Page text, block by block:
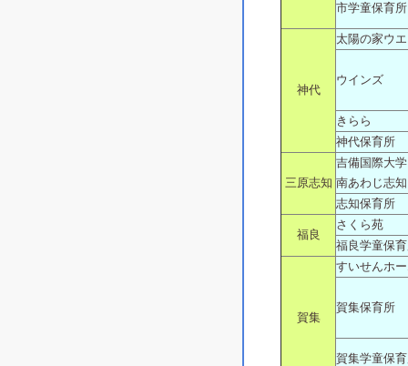
市学童保育所
神代
太陽の家ウ
ウインズ
きらら
神代保育所
三原志知
吉備国際大学
南あわじ志
志知保育所
福良
さくら苑
福良学童保
賀集
すいせんホ
賀集保育所
賀集学童保